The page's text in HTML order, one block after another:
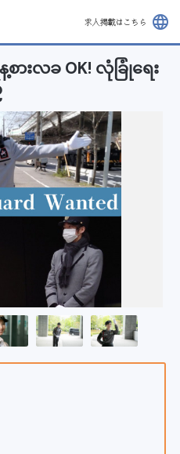
求人掲載はこちら language
ေ့စားလခ OK! လုံခြုံရေး